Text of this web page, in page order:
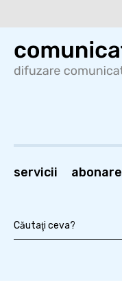
servicii abonare